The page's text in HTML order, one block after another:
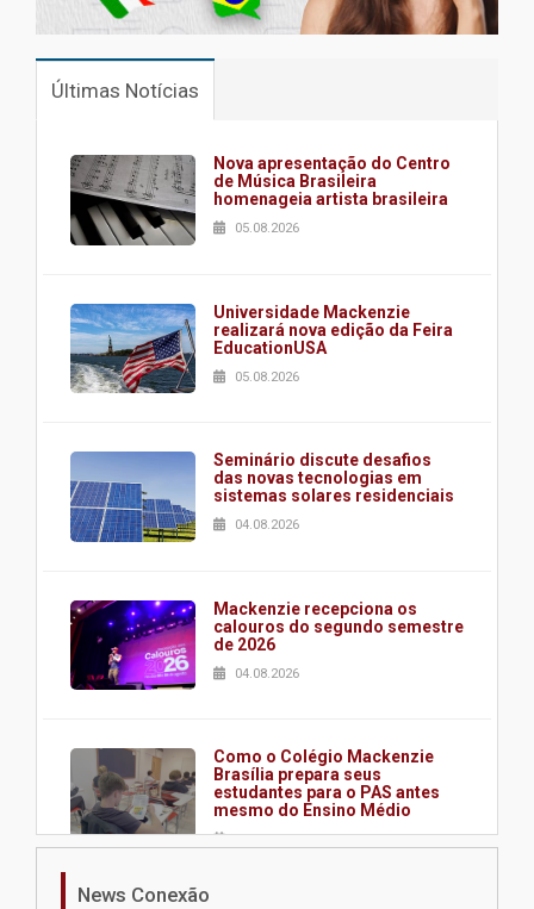
Últimas Notícias
Nova apresentação do Centro
de Música Brasileira
homenageia artista brasileira
05.08.2026
Universidade Mackenzie
realizará nova edição da Feira
EducationUSA
05.08.2026
Seminário discute desafios
das novas tecnologias em
sistemas solares residenciais
04.08.2026
Mackenzie recepciona os
calouros do segundo semestre
de 2026
04.08.2026
Como o Colégio Mackenzie
Brasília prepara seus
estudantes para o PAS antes
mesmo do Ensino Médio
04.08.2026
News Conexão